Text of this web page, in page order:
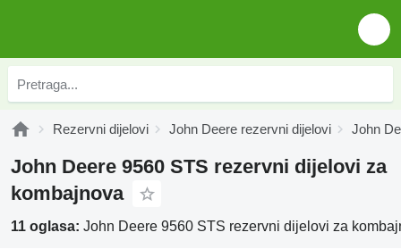
Rezervni dijelovi John Deere rezervni dijelovi John
John Deere 9560 STS rezervni dijelovi za
kombajnova
11 oglasa: John Deere 9560 STS rezervni dijelovi za